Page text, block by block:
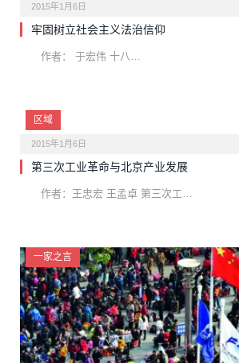
2015年1月6日
牢固树立社会主义法治信仰
作者： 于宏伟 十八…
区域
2015年1月6日
第三次工业革命与北京产业发展
作者：王忠宏 王孟卓 第三次工…
一家之言